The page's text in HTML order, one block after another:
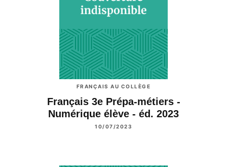
FRANÇAIS AU COLLÈGE
Français 3e Prépa-métiers -
Numérique élève - éd. 2023
10/07/2023